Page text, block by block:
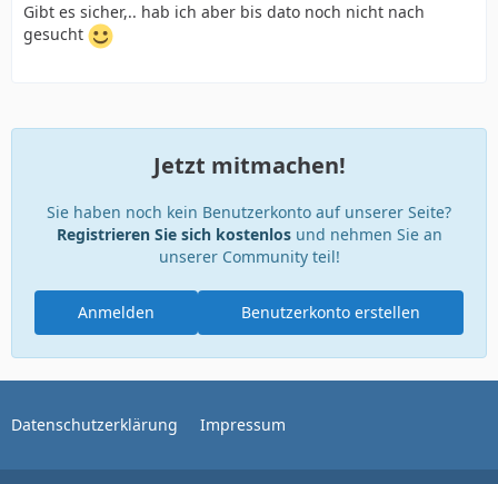
Gibt es sicher,.. hab ich aber bis dato noch nicht nach
gesucht
Jetzt mitmachen!
Sie haben noch kein Benutzerkonto auf unserer Seite?
Registrieren Sie sich kostenlosund nehmen Sie an
unserer Community teil!
Benutzerkonto erstellen
Anmelden
Datenschutzerklärung Impressum